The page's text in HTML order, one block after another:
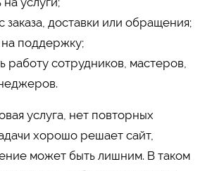
заказа, доставки или обращения;
на поддержку;
работу сотрудников, мастеров,
услуга, нет повторных
хорошо решает сайт,
может быть лишним. В таком